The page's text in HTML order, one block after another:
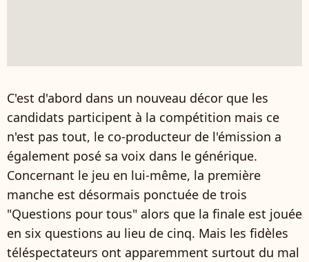
C'est d'abord dans un nouveau décor que les
candidats participent à la compétition mais ce
n'est pas tout, le co-producteur de l'émission a
également posé sa voix dans le générique.
Concernant le jeu en lui-même, la première
manche est désormais ponctuée de trois
"Questions pour tous" alors que la finale est jouée
en six questions au lieu de cinq. Mais les fidèles
téléspectateurs ont apparemment surtout du mal